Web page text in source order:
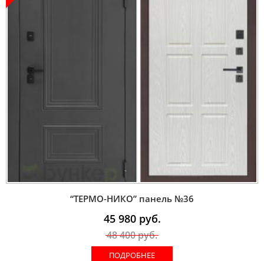
“ТЕРМО-НИКО” панель №36
45 980руб.
48 400руб.
ПОДРОБНЕЕ